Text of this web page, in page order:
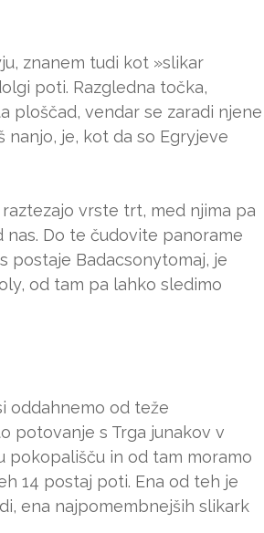
znanem tudi kot »slikar
poti. Razgledna točka,
ploščad, vendar se zaradi njene
je, kot da so Egryjeve
vrste trt, med njima pa
Do te čudovite panorame
postaje Badacsonytomaj, je
od tam pa lahko sledimo
oddahnemo od teže
potovanje s Trga junakov v
pokopališču in od tam moramo
14 postaj poti. Ena od teh je
ena najpomembnejših slikark